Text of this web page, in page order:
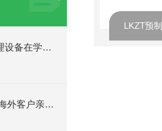
一体化实验室污水处理设备在学校化学实验室的应用
深耕品质 扬帆出海｜海外客户亲临凌科环保厂区实地验收设备
LKZT预